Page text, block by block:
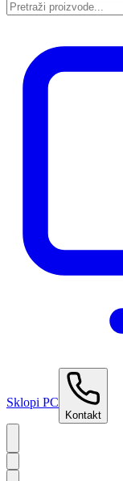
Sklopi PC
Kontakt